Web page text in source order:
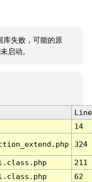
库失败，可能的原
启动。
Line
14
324
211
62